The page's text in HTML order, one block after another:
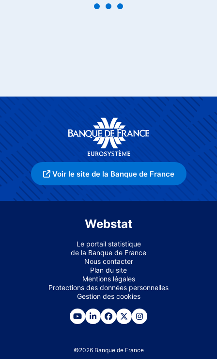
Voir le site de la Banque de France
Webstat
Le portail statistique
de la Banque de France
Nous contacter
Plan du site
Mentions légales
Protections des données personnelles
Gestion des cookies
©2026 Banque de France